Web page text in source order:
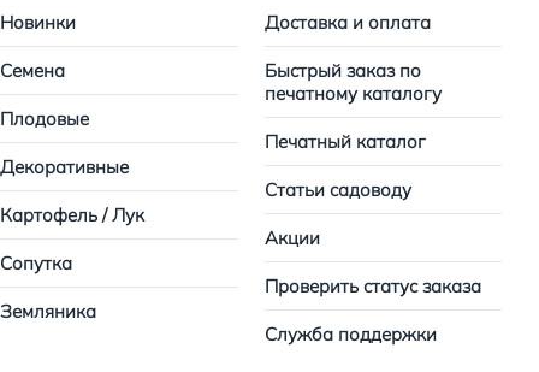
Новинки
Семена
Плодовые
Декоративные
Картофель / Лук
Сопутка
Земляника
Доставка и оплата
Быстрый заказ по
печатному каталогу
Печатный каталог
Статьи садоводу
Акции
Проверить статус заказа
Служба поддержки